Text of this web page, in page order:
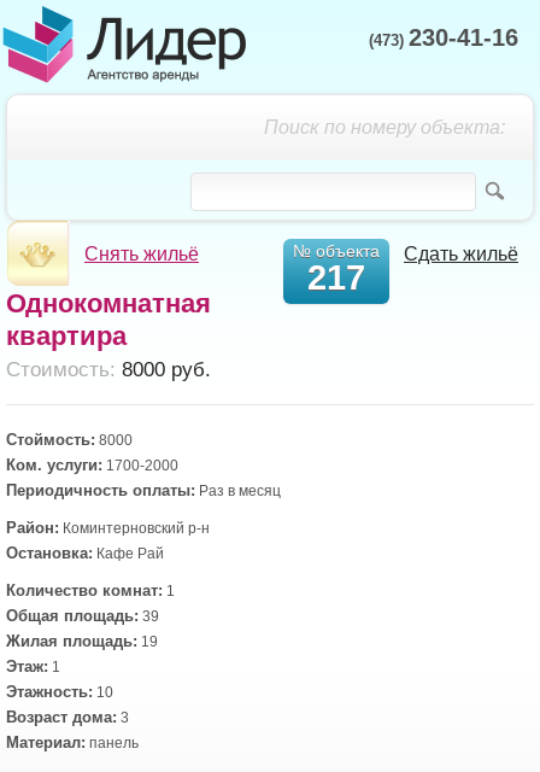
(473) 230-41-16
Поиск по номеру объекта:
Снять жильё Сдать жильё
№ объекта
217
Однокомнатная
квартира
Cтоимость: 8000 руб.
Стоймость: 8000
Ком. услуги: 1700-2000
Периодичность оплаты: Раз в месяц
Район: Коминтерновский р-н
Остановка: Кафе Рай
Количество комнат: 1
Общая площадь: 39
Жилая площадь: 19
Этаж: 1
Этажность: 10
Возраст дома: 3
Материал: панель